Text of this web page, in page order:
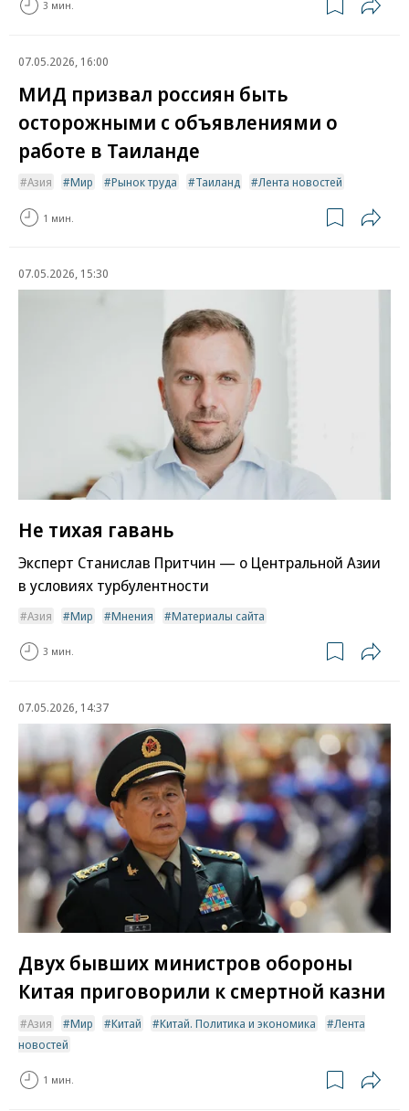
3 мин.
07.05.2026, 16:00
МИД призвал россиян быть
осторожными с объявлениями о
работе в Таиланде
Азия Мир Рынок труда Таиланд Лента новостей
1 мин.
07.05.2026, 15:30
Не тихая гавань
Эксперт Станислав Притчин — о Центральной Азии
в условиях турбулентности
Азия Мир Мнения Материалы сайта
3 мин.
07.05.2026, 14:37
Двух бывших министров обороны
Китая приговорили к смертной казни
Азия Мир Китай Китай. Политика и экономика
Лента
новостей
1 мин.